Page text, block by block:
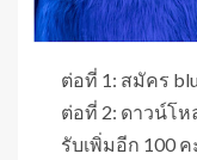
ต่อที่ 1: สมัคร
ต่อที่ 2: ดาวน์โ
รับเพิ่มอีก 100